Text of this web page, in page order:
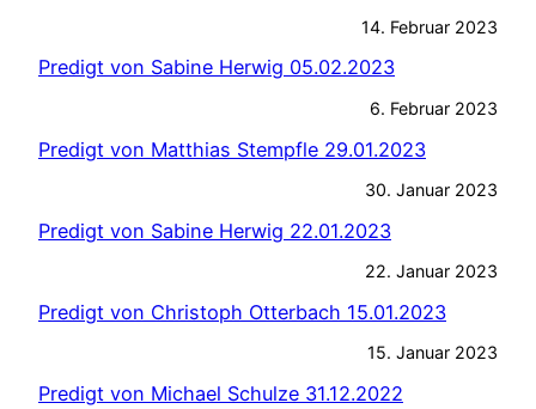
14. Februar 2023
Predigt von Sabine Herwig 05.02.2023
6. Februar 2023
Predigt von Matthias Stempfle 29.01.2023
30. Januar 2023
Predigt von Sabine Herwig 22.01.2023
22. Januar 2023
Predigt von Christoph Otterbach 15.01.2023
15. Januar 2023
Predigt von Michael Schulze 31.12.2022